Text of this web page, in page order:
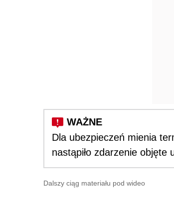
Dla ubezpieczeń mienia
nastąpiło zdarzenie objęte
Dalszy ciąg materiału pod wideo